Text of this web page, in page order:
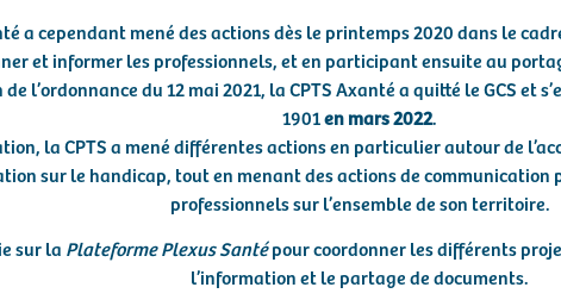
a cependant mené des actions dès le printemps 2020 dans le
et informer les professionnels, et en participant ensuite au
l’ordonnance du 12 mai 2021, la CPTS Axanté a quitté le GCS et
1901en mars 2022.
la CPTS a mené différentes actions en particulier autour de
sur le handicap, tout en menant des actions de communication
professionnels sur l’ensemble de son territoire.
sur la Plateforme Plexus Santépour coordonner les différents
l’information et le partage de documents.